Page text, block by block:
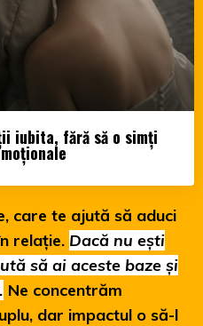
iubita, fără să o simți
care te ajută să aduci
relație. Dacă nu ești
să ai aceste baze și
Ne concentrăm
dar impactul o să-l